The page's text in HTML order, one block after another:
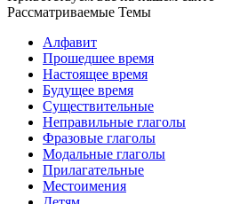
Рассматриваемые Темы
Алфавит
Прошедшее время
Настоящее время
Будущее время
Существительные
Неправильные глаголы
Фразовые глаголы
Модальные глаголы
Прилагательные
Местоимения